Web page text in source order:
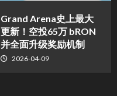
Grand Arena史上最大
更新！空投65万 bRON
并全面升级奖励机制
2026-04-09